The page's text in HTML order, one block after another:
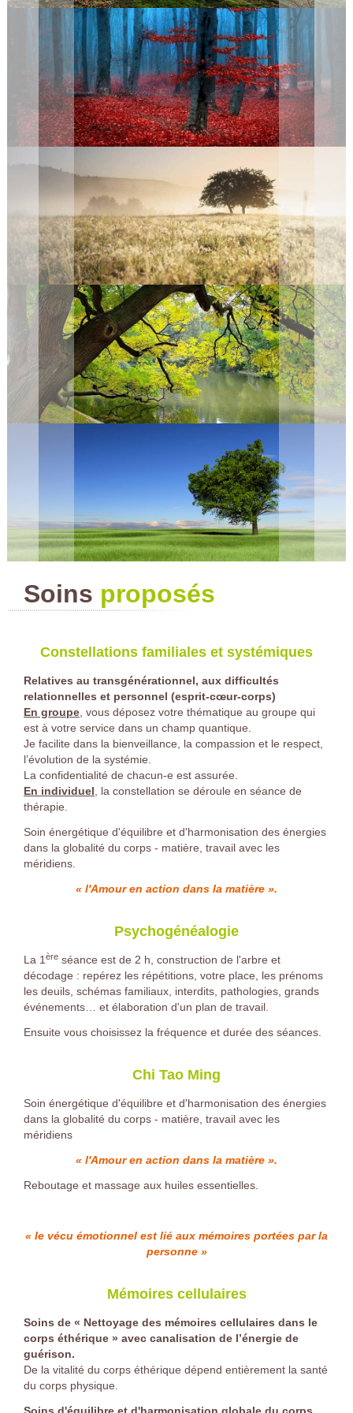
Soins proposés
Constellations familiales et systémiques
Relatives au transgénérationnel, aux difficultés
relationnelles et personnel (esprit-cœur-corps)
En groupe , vous déposez votre thématique au groupe qui
est à votre service dans un champ quantique.
Je facilite dans la bienveillance, la compassion et le respect,
l’évolution de la systémie.
La confidentialité de chacun-e est assurée.
En individuel , la constellation se déroule en séance de
thérapie.
Soin énergétique d'équilibre et d'harmonisation des énergies
dans la globalité du corps - matière, travail avec les
méridiens.
« l'Amour en action dans la matière ».
Psychogénéalogie
La 1 ère séance est de 2 h, construction de l'arbre et
décodage : repérez les répétitions, votre place, les prénoms
les deuils, schémas familiaux, interdits, pathologies, grands
événements… et élaboration d'un plan de travail.
Ensuite vous choisissez la fréquence et durée des séances.
Chi Tao Ming
Soin énergétique d'équilibre et d'harmonisation des énergies
dans la globalité du corps - matière, travail avec les
méridiens
« l'Amour en action dans la matière ».
Reboutage et massage aux huiles essentielles.
« le vécu émotionnel est lié aux mémoires portées par la
personne »
Mémoires cellulaires
Soins de « Nettoyage des mémoires cellulaires dans le
corps éthérique » avec canalisation de l’énergie de
guérison.
De la vitalité du corps éthérique dépend entièrement la santé
du corps physique.